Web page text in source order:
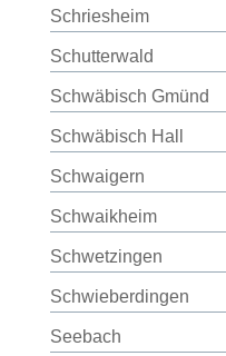
Schriesheim
Schutterwald
Schwäbisch Gmünd
Schwäbisch Hall
Schwaigern
Schwaikheim
Schwetzingen
Schwieberdingen
Seebach